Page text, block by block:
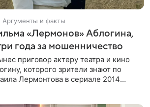
Аргументы и факты
«Лермонов» Аблогина,
года за мошенничество
приговор актеру театра и кино
которого зрители знают по
Лермонтова в сериале 2014